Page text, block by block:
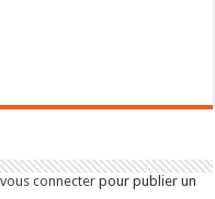
vous connecter pour publier un